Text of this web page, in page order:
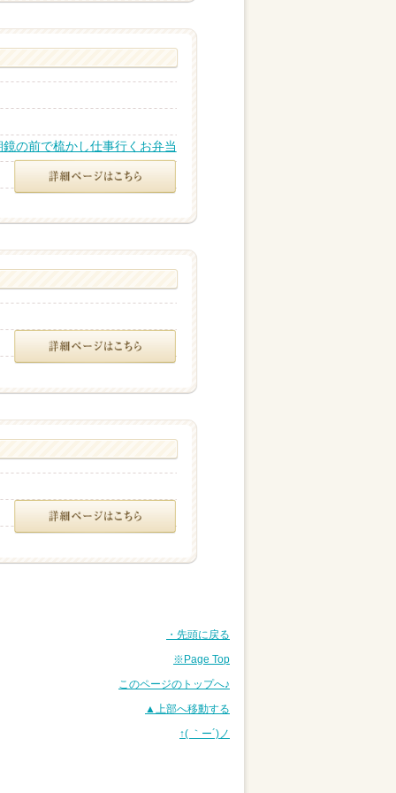
鏡の前で梳かし仕事行くお弁当
・先頭に戻る
※Page Top
このページのトップへ♪
▲上部へ移動する
↑( ｀ー´)ノ